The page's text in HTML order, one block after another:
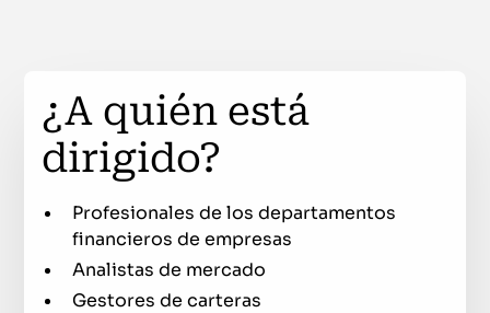
¿A quién está
dirigido?
Profesionales de los departamentos
financieros de empresas
Analistas de mercado
Gestores de carteras